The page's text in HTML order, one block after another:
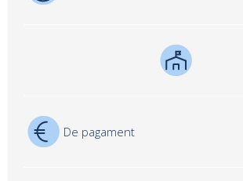
De pagament